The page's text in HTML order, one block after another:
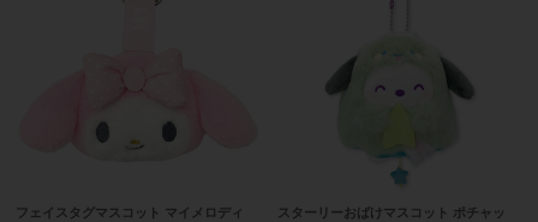
フェイスタグマスコット マイメロディ
スターリーおばけマスコット ポチャッ